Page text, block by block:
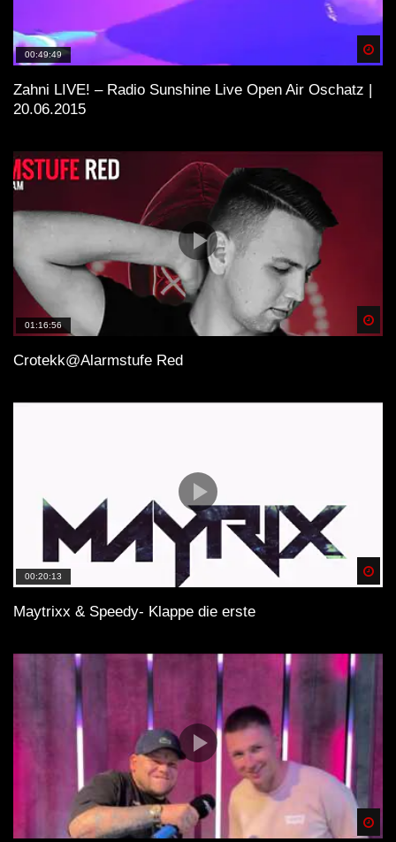
00:49:49
Zahni LIVE! – Radio Sunshine Live Open Air Oschatz |
20.06.2015
01:16:56
Crotekk@Alarmstufe Red
00:20:13
Maytrixx & Speedy- Klappe die erste